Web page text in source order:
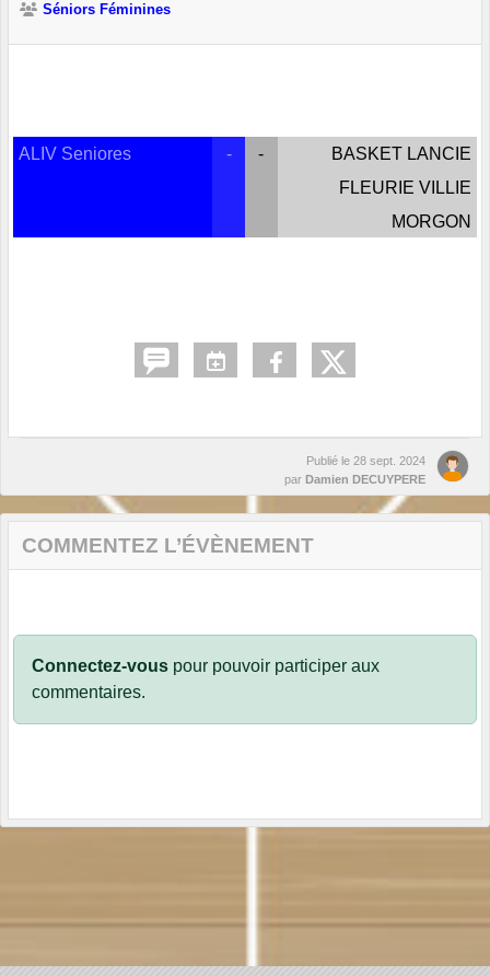
Séniors Féminines
ALIV Seniores - -
BASKET LANCIE
FLEURIE VILLIE
MORGON
Publié le 28 sept. 2024
par Damien DECUYPERE
COMMENTEZ L’ÉVÈNEMENT
Connectez-vous pour pouvoir participer aux
commentaires.